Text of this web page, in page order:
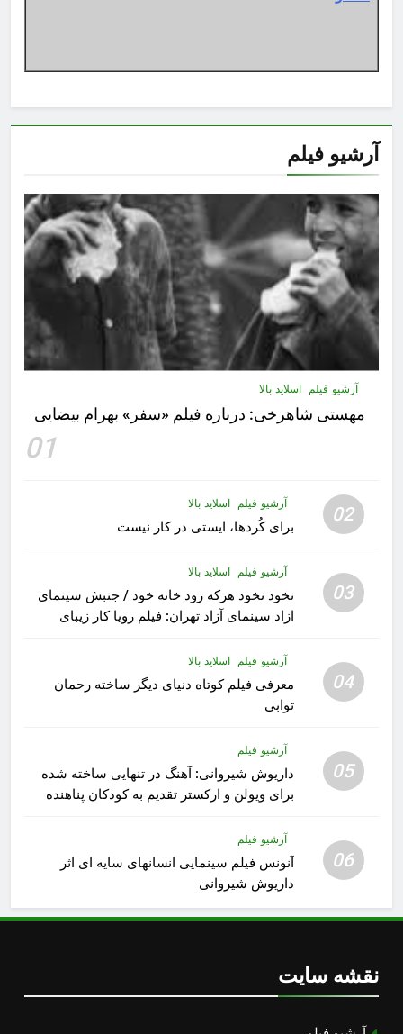
آرشیو فیلم
آرشیو فیلم اسلاید بالا
مهستى شاهرخى:‌ درباره فيلم «سفر» بهرام بیضایی
01
02 آرشیو فیلم اسلاید بالا
برای کُردها، ایستی در کار نیست
03
آرشیو فیلم اسلاید بالا
نخود نخود هرکه رود خانه خود / جنبش سینمای
ازاد سینمای آزاد تهران: فیلم رویا کار زیبای
04
آرشیو فیلم اسلاید بالا
معرفی فیلم کوتاه دنیای دیگر ساخته رحمان
توابی
05
آرشیو فیلم
داریوش شیروانی: آهنگ در تنهایی ساخته شده
برای ویولن و ارکستر تقدیم به کودکان پناهنده
06
آرشیو فیلم
آنونس فیلم سینمایی انسانهای سایه ای اثر
داریوش شیروانی
نقشه سایت